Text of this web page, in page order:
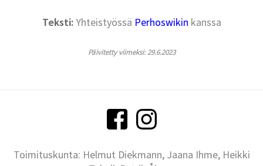
Teksti:Yhteistyössä Perhoswikin kanssa
Päivitetty viimeksi: 29.6.2023
Toimituskunta: Helmut Diekmann, Jaana Ihme, Heikki